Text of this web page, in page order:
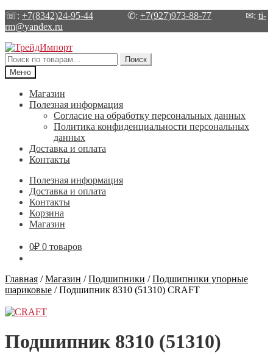
☏: +7(8342)24-95-44 ✆: +7(927)973-88-77 ✉: ti-
rm@yandex.ru
Перейти
к
навигации
Перейти
к
содержимому
Искать:
Поиск
Меню
Магазин
Полезная информация
Согласие на обработку персональных данных
Политика конфиденциальности персональных
данных
Доставка и оплата
Контакты
Полезная информация
Доставка и оплата
Контакты
Корзина
Магазин
0₽ 0 товаров
Главная /Магазин /Подшипники /Подшипники упорные
шариковые /Подшипник 8310 (51310) CRAFT
Подшипник 8310 (51310)